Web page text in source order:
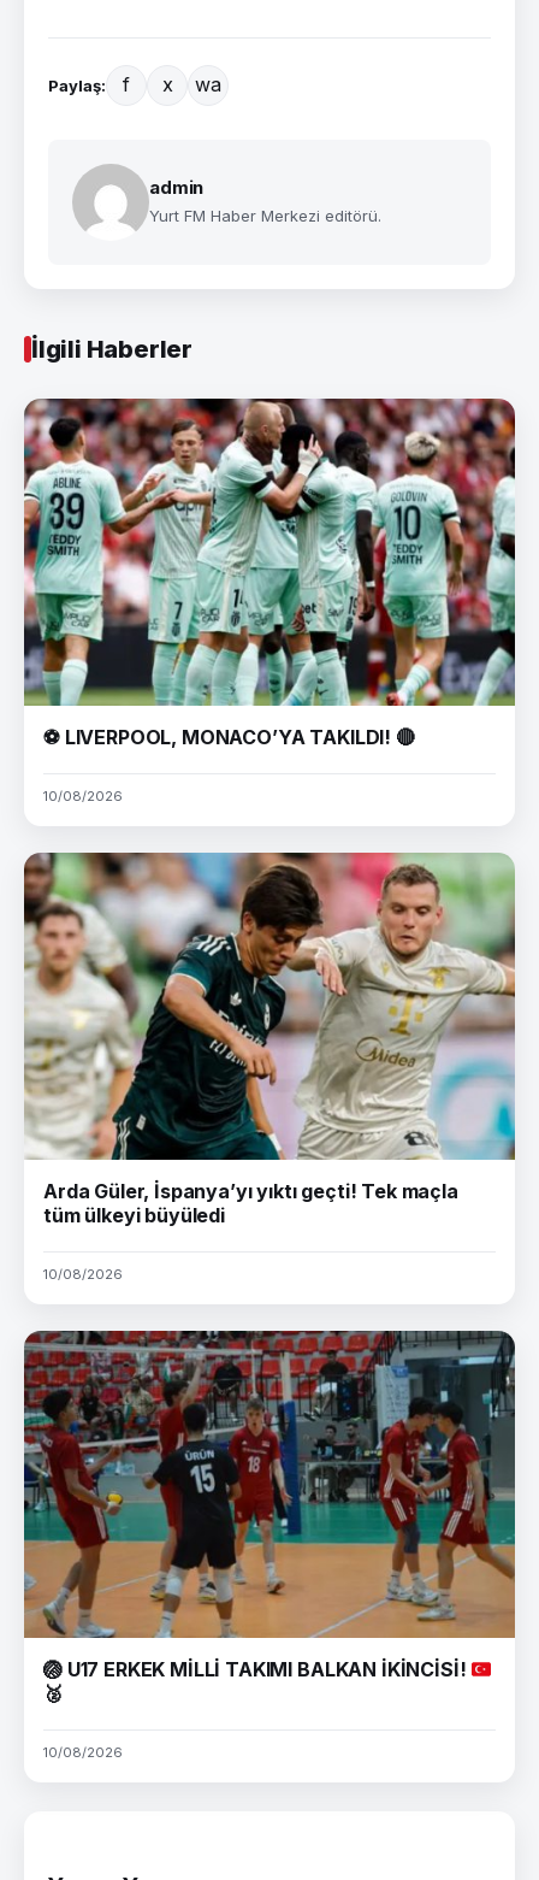
Paylaş: f x wa
admin
Yurt FM Haber Merkezi editörü.
İlgili Haberler
⚽ LIVERPOOL, MONACO’YA TAKILDI! 🔴
10/08/2026
Arda Güler, İspanya’yı yıktı geçti! Tek maçla
tüm ülkeyi büyüledi
10/08/2026
🏐U17 ERKEK MİLLİ TAKIMI BALKAN İKİNCİSİ!
🥈
10/08/2026